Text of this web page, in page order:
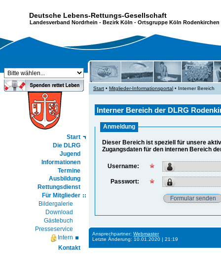
Deutsche Lebens-Rettungs-Gesellschaft
Landesverband Nordrhein - Bezirk Köln - Ortsgruppe Köln Rodenkirchen
Start
Die DLRG
Jugend
Informationen
Termine
Ausbildung
Rettungsdienst
Für Mitglieder
Bildergalerie
Download
Gästebuch
Presseservice
Intern
Kontakt
Start• Mitglieder-Informationsportal• Interner Bereich
Interner Bereich der DLRG
Anmeldung
Dieser Bereich ist speziell für unsere
Zugangsdaten für den internen Bereich
Username:
Passwort:
Ansprechpartner:Webmaster
Letzte Änderung: 10.01.2020 | 21:19